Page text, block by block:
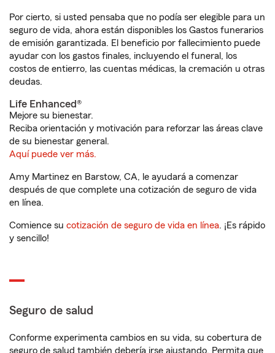
Por cierto, si usted pensaba que no podía ser elegible para un
seguro de vida, ahora están disponibles los Gastos funerarios
de emisión garantizada. El beneficio por fallecimiento puede
ayudar con los gastos finales, incluyendo el funeral, los
costos de entierro, las cuentas médicas, la cremación u otras
deudas.
Life Enhanced®
Mejore su bienestar.
Reciba orientación y motivación para reforzar las áreas clave
de su bienestar general.
Aquí puede ver más.
Amy Martinez en Barstow, CA, le ayudará a comenzar
después de que complete una cotización de seguro de vida
en línea.
Comience su cotización de seguro de vida en línea. ¡Es rápido
y sencillo!
Seguro de salud
Conforme experimenta cambios en su vida, su cobertura de
seguro de salud también debería irse ajustando. Permita que